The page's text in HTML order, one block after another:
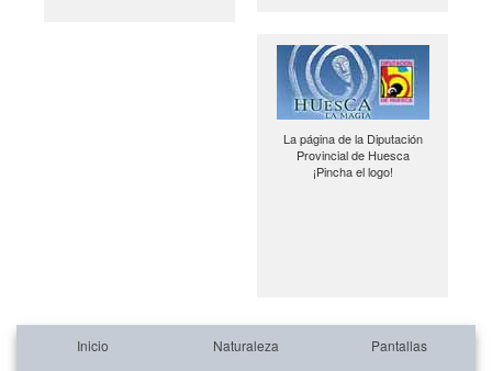
La página de la Diputación
Provincial de Huesca
¡Pincha el logo!
Inicio Naturaleza Pantallas